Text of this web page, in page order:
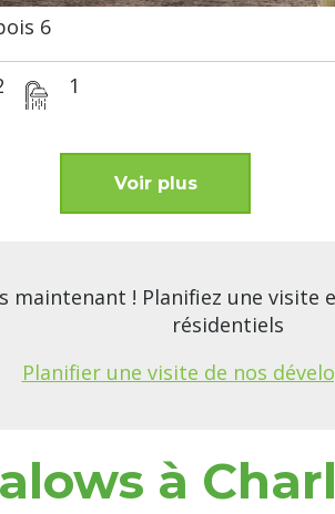
6
1
Voir plus
maintenant ! Planifiez une visite
résidentiels
Planifier une visite de nos
à